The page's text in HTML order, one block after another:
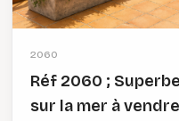
2060
Réf 2060 ;
sur la mer à